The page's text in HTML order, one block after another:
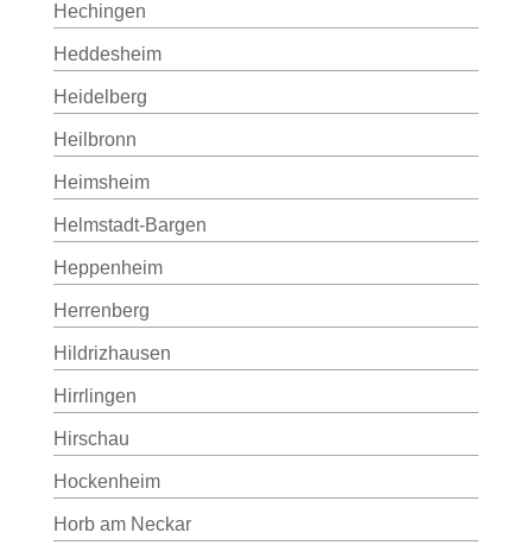
Hechingen
Heddesheim
Heidelberg
Heilbronn
Heimsheim
Helmstadt-Bargen
Heppenheim
Herrenberg
Hildrizhausen
Hirrlingen
Hirschau
Hockenheim
Horb am Neckar